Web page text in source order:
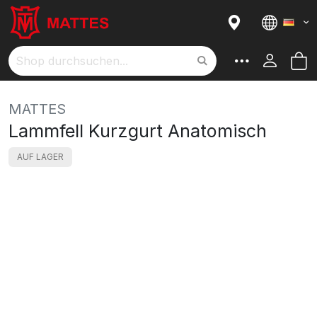
Suche
MATTES
Lammfell Kurzgurt Anatomisch
AUF LAGER